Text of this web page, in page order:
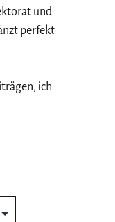
und
perfekt
ich